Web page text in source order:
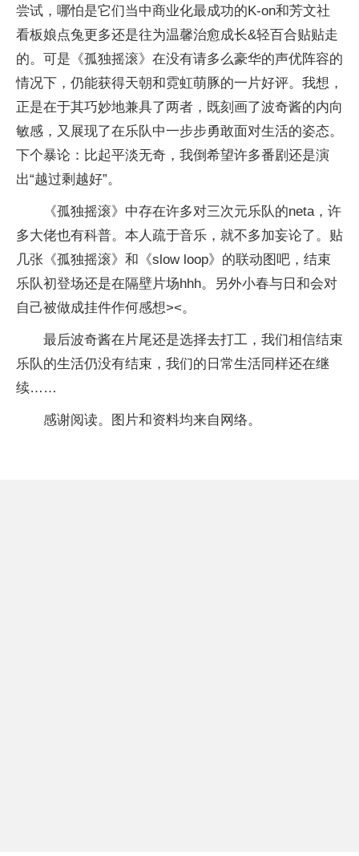
尝试，哪怕是它们当中商业化最成功的K-on和芳文社
看板娘点兔更多还是往为温馨治愈成长&轻百合贴贴走
的。可是《孤独摇滚》在没有请多么豪华的声优阵容的
情况下，仍能获得天朝和霓虹萌豚的一片好评。我想，
正是在于其巧妙地兼具了两者，既刻画了波奇酱的内向
敏感，又展现了在乐队中一步步勇敢面对生活的姿态。
下个暴论：比起平淡无奇，我倒希望许多番剧还是演
出“越过剩越好”。
《孤独摇滚》中存在许多对三次元乐队的neta，许
多大佬也有科普。本人疏于音乐，就不多加妄论了。贴
几张《孤独摇滚》和《slow loop》的联动图吧，结束
乐队初登场还是在隔壁片场hhh。另外小春与日和会对
自己被做成挂件作何感想><。
最后波奇酱在片尾还是选择去打工，我们相信结束
乐队的生活仍没有结束，我们的日常生活同样还在继
续……
感谢阅读。图片和资料均来自网络。